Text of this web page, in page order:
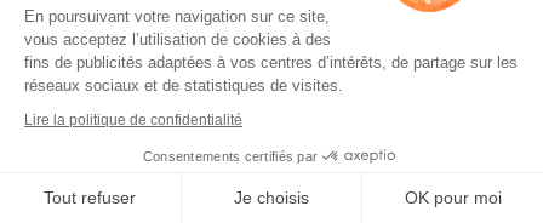
En poursuivant votre navigation sur ce site,
vous acceptez l’utilisation de cookies à des
fins de publicités adaptées à vos centres d’intérêts, de partage sur les
réseaux sociaux et de statistiques de visites.
Lire la politique de confidentialité
Consentements certifiés par
Tout refuser Je choisis OK pour moi